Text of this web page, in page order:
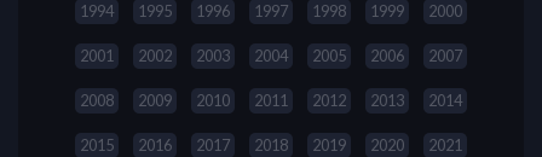
1994 1995 1996 1997 1998 1999 2000
2001 2002 2003 2004 2005 2006 2007
2008 2009 2010 2011 2012 2013 2014
2015 2016 2017 2018 2019 2020 2021